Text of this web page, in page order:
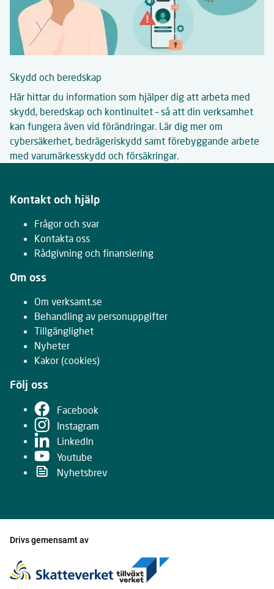
Skydd och beredskap
Här hittar du information som hjälper dig att arbeta med
skydd, beredskap och kontinuitet – så att din verksamhet
kan fungera även vid förändringar. Lär dig mer om
cybersäkerhet, bedrägeriskydd samt förebyggande arbete
med varumärkesskydd och försäkringar.
Kontakt och hjälp
Frågor och svar
Kontakta oss
Rådgivning och finansiering
Om oss
Om verksamt.se
Behandling av personuppgifter
Tillgänglighet
Nyheter
Kakor (cookies)
Följ oss
Facebook
Instagram
LinkedIn
Youtube
Nyhetsbrev
Drivs gemensamt av